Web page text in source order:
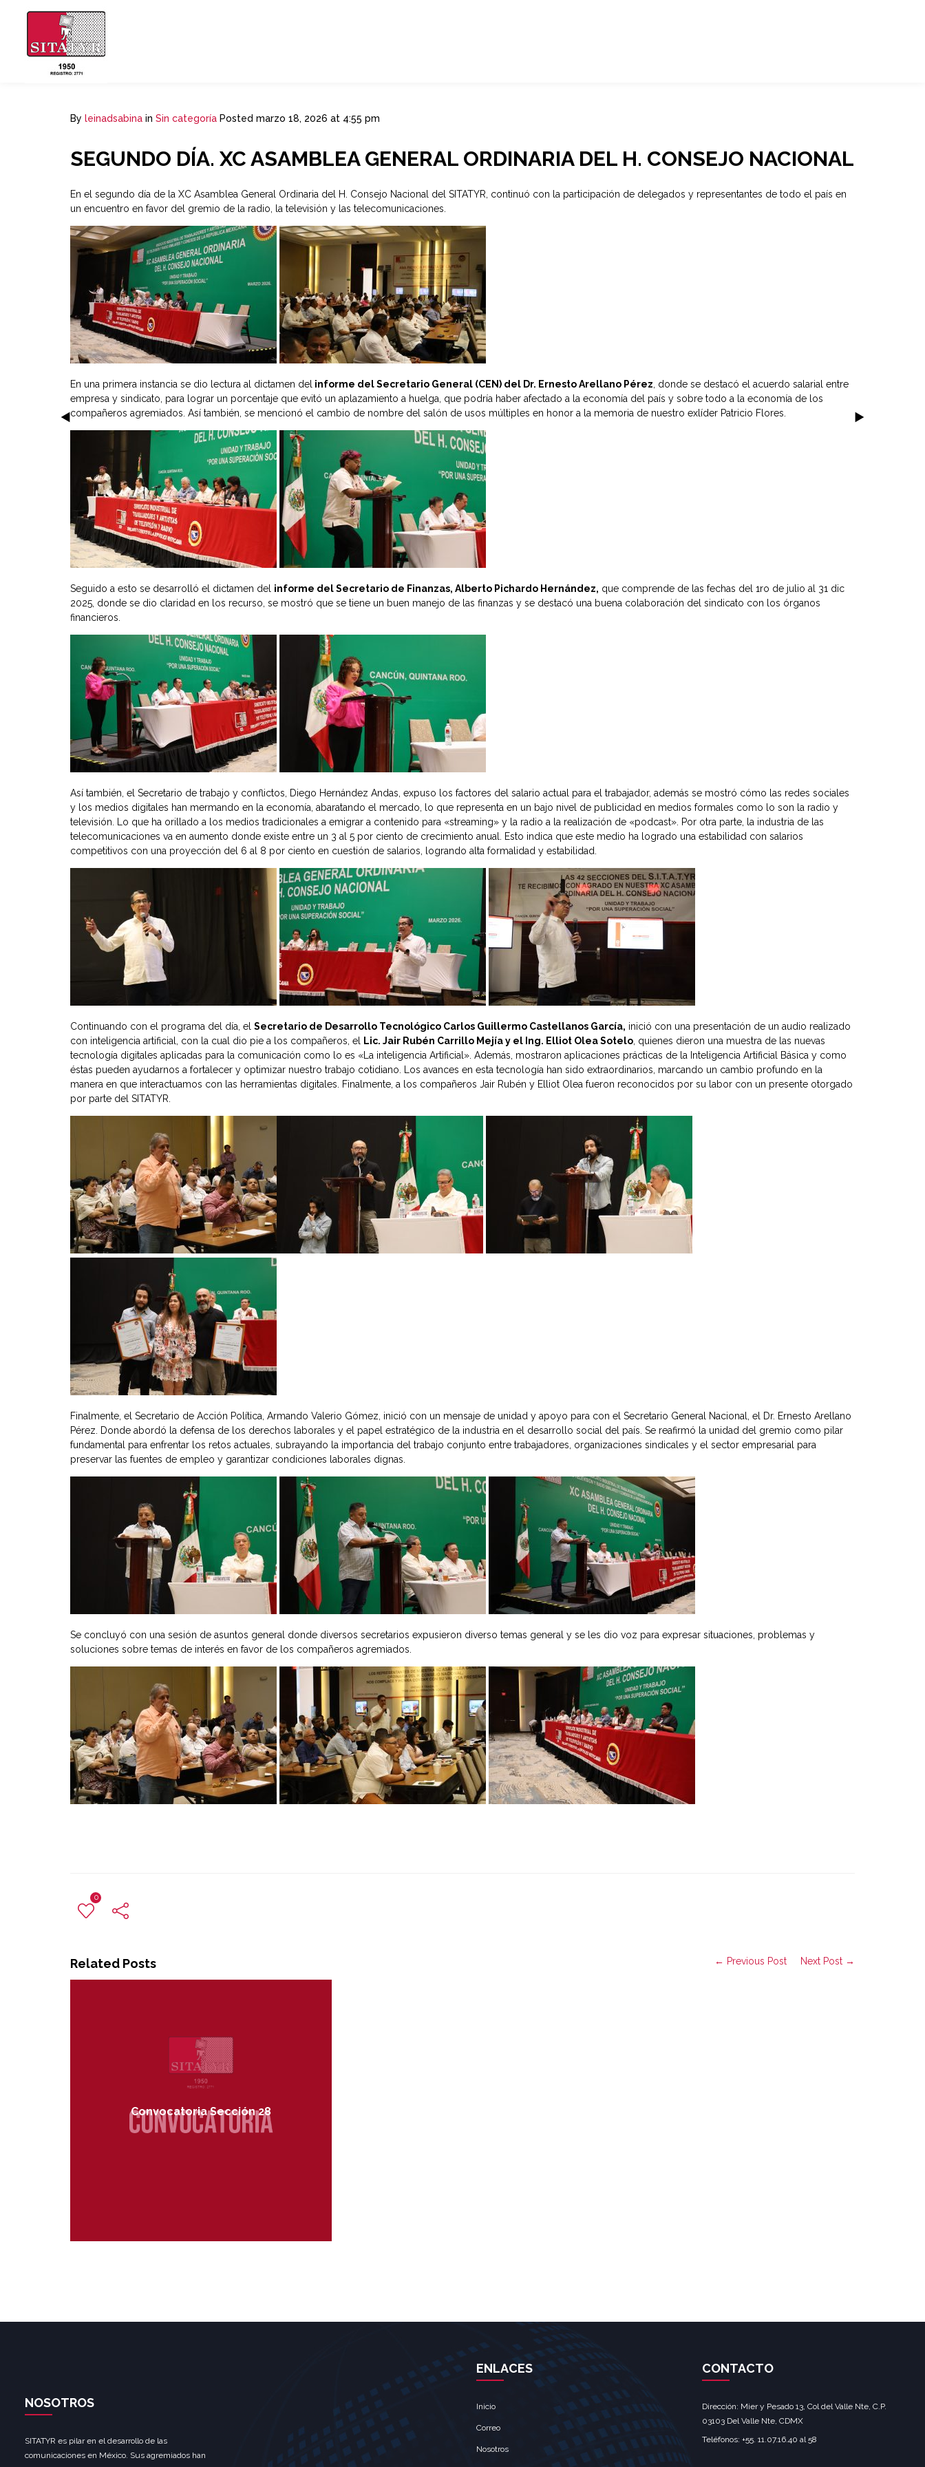
By leinadsabina in Sin categoría Posted marzo 18, 2026 at 4:55 pm
SEGUNDO DÍA. XC ASAMBLEA GENERAL ORDINARIA DEL H. CONSEJO NACIONAL
En el segundo día de la XC Asamblea General Ordinaria del H. Consejo Nacional del SITATYR, continuó con la participación de delegados y representantes de todo el país en
un encuentro en favor del gremio de la radio, la televisión y las telecomunicaciones.
En una primera instancia se dio lectura al dictamen del informe del Secretario General (CEN) del Dr. Ernesto Arellano Pérez , donde se destacó el acuerdo salarial entre
empresa y sindicato, para lograr un porcentaje que evitó un aplazamiento a huelga, que podría haber afectado a la economía del país y sobre todo a la economía de los
compañeros agremiados. Así también, se mencionó el cambio de nombre del salón de usos múltiples en honor a la memoria de nuestro exlíder Patricio Flores.
Seguido a esto se desarrolló el dictamen del informe del Secretario de Finanzas, Alberto Pichardo Hernández, que comprende de las fechas del 1ro de julio al 31 dic
2025, donde se dio claridad en los recurso, se mostró que se tiene un buen manejo de las finanzas y se destacó una buena colaboración del sindicato con los órganos
financieros.
Así también, el Secretario de trabajo y conflictos, Diego Hernández Andas, expuso los factores del salario actual para el trabajador, además se mostró cómo las redes sociales
y los medios digitales han mermando en la economía, abaratando el mercado, lo que representa en un bajo nivel de publicidad en medios formales como lo son la radio y
televisión. Lo que ha orillado a los medios tradicionales a emigrar a contenido para «streaming» y la radio a la realización de «podcast». Por otra parte, la industria de las
telecomunicaciones va en aumento donde existe entre un 3 al 5 por ciento de crecimiento anual. Esto indica que este medio ha logrado una estabilidad con salarios
competitivos con una proyección del 6 al 8 por ciento en cuestión de salarios, logrando alta formalidad y estabilidad.
Continuando con el programa del día, el Secretario de Desarrollo Tecnológico Carlos Guillermo Castellanos García, inició con una presentación de un audio realizado
con inteligencia artificial, con la cual dio pie a los compañeros, el
Lic. Jair Rubén Carrillo Mejía y el Ing. Elliot Olea Sotelo , quienes dieron una muestra de las nuevas
tecnología digitales aplicadas para la comunicación como lo es «La inteligencia Artificial». Además, mostraron aplicaciones prácticas de la Inteligencia Artificial Básica y como
éstas pueden ayudarnos a fortalecer y optimizar nuestro trabajo cotidiano. Los avances en esta tecnología han sido extraordinarios, marcando un cambio profundo en la
manera en que interactuamos con las herramientas digitales. Finalmente, a los compañeros Jair Rubén y Elliot Olea fueron reconocidos por su labor con un presente otorgado
por parte del SITATYR.
Finalmente, el Secretario de Acción Política, Armando Valerio Gómez, inició con un mensaje de unidad y apoyo para con el Secretario General Nacional, el Dr. Ernesto Arellano
Pérez. Donde abordó la defensa de los derechos laborales y el papel estratégico de la industria en el desarrollo social del país. Se reafirmó la unidad del gremio como pilar
fundamental para enfrentar los retos actuales, subrayando la importancia del trabajo conjunto entre trabajadores, organizaciones sindicales y el sector empresarial para
preservar las fuentes de empleo y garantizar condiciones laborales dignas.
Se concluyó con una sesión de asuntos general donde diversos secretarios expusieron diverso temas general y se les dio voz para expresar situaciones, problemas y
soluciones sobre temas de interés en favor de los compañeros agremiados.
0
Related Posts ← Previous Post Next Post →
Convocatoria Sección 28
NOSOTROS
SITATYR es pilar en el desarrollo de las
comunicaciones en México. Sus agremiados han
ENLACES
Inicio
Correo
Nosotros
CONTACTO
Dirección: Mier y Pesado 13, Col del Valle Nte, C.P.
03103 Del Valle Nte, CDMX‎
Teléfonos: +55. 11.07.16.40 al 58‎